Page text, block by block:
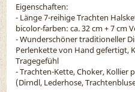
Eigenschaften:
- Länge 7-reihige Trachten
bicolor-farben: ca. 32 cm + 7 cm
- Wunderschöner traditioneller
Perlenkette von Hand gefertigt,
Tragegefühl
- Trachten-Kette, Choker, Kollier
(Dirndl, Lederhose,